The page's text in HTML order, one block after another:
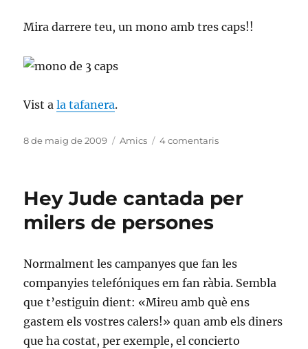
Mira darrere teu, un mono amb tres caps!!
Vist ala tafanera.
Publicat
8 de maig de 2009 Categories
Amics 4 comentarisa
en
Hey Jude cantada per
milers de persones
Normalment les campanyes que fan les
companyies telefóniques em fan ràbia. Sembla
que t’estiguin dient: «Mireu amb què ens
gastem els vostres calers!» quan amb els diners
que ha costat, per exemple, el concierto